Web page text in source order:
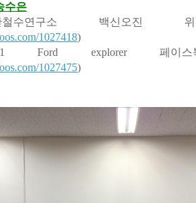
수은
수연구소 백신오진
1027418)
Ford explorer 페이스
1027475)